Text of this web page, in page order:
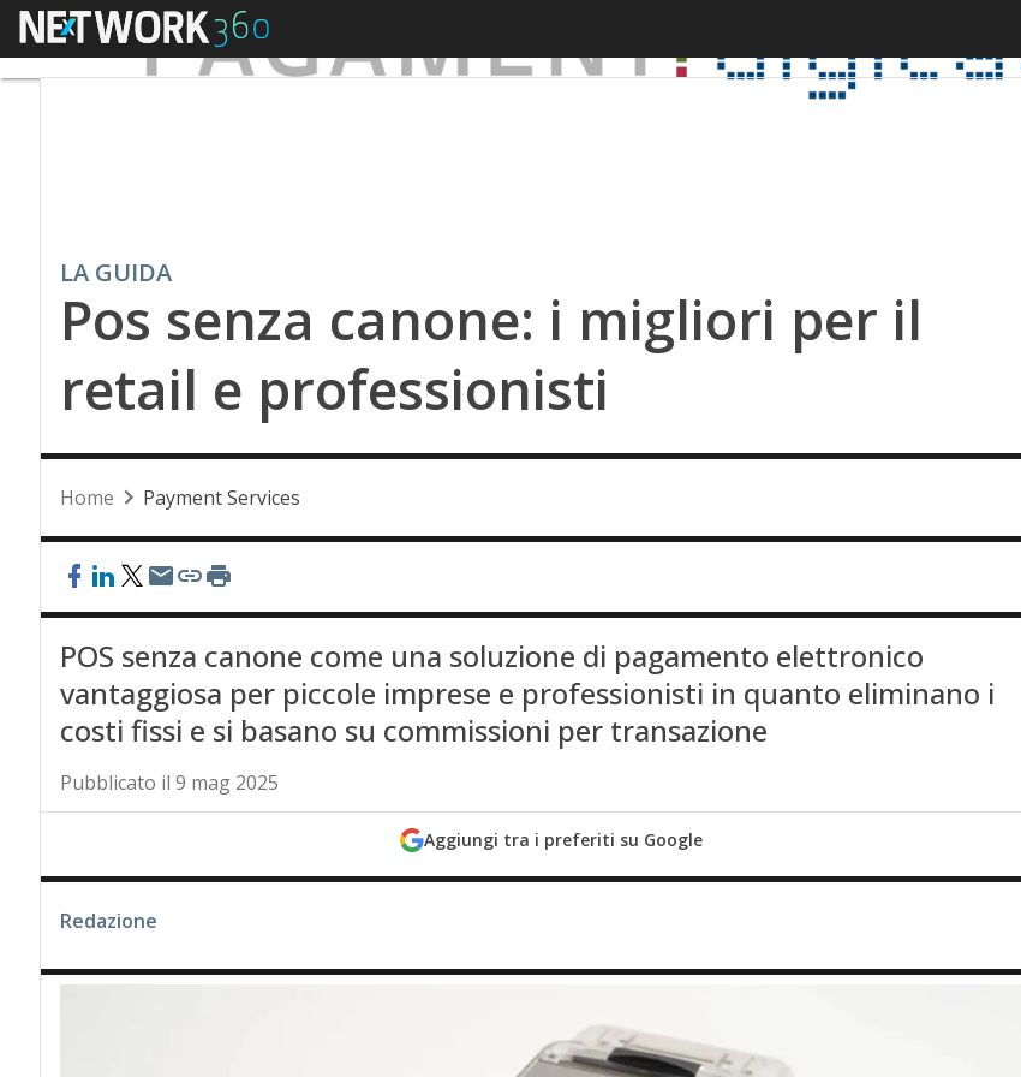
Menu
LA GUIDA
Pos senza canone: i migliori per il
retail e professionisti
Home Payment Services
POS senza canone come una soluzione di pagamento elettronico
vantaggiosa per piccole imprese e professionisti in quanto eliminano i
costi fissi e si basano su commissioni per transazione
Pubblicato il 9 mag 2025
Aggiungi tra i preferiti su Google
Redazione